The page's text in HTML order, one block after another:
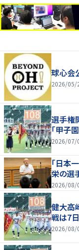
球心会
2026/05/
選手権
「甲子
2026/07/
「日本
栄の選
2026/08/
健大高
戦は7
2026/08/